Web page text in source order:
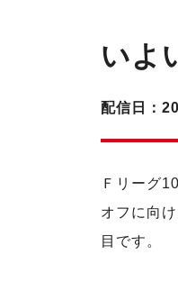
いよ
配信日：
Ｆリーグ
オフに向
目です。